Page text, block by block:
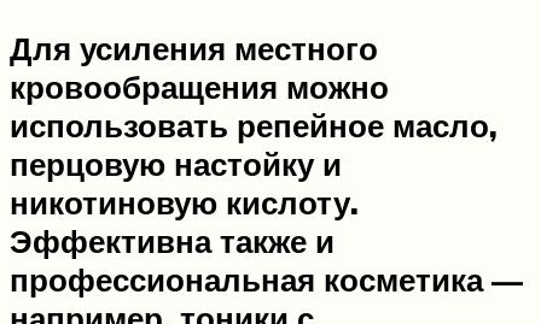
Для усиления местного
кровообращения можно
использовать репейное масло,
перцовую настойку и
никотиновую кислоту.
Эффективна также и
профессиональная косметика —